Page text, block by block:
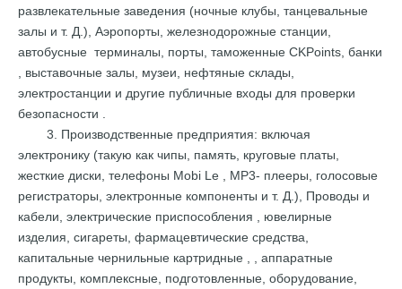
развлекательные заведения (ночные клубы, танцевальные
залы и т. Д.), Аэропорты, железнодорожные станции,
автобусные терминалы, порты, таможенные CKPoints, банки
, выставочные залы, музеи, нефтяные склады,
электростанции и другие публичные входы для проверки
безопасности
3. Производственные предприятия: включая
электронику (такую ​​как чипы, память, круговые платы,
жесткие диски, телефоны Mobi Le , MP3- плееры, голосовые
регистраторы, электронные компоненты и т. Д.), Проводы и
кабели, электрические приспособления
, ювелирные
изделия, сигареты, фармацевтические средства,
капитальные чернильные картридные
аппаратные
продукты, комплексные, подготовленные, оборудование,